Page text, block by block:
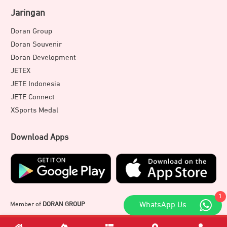
Jaringan
Doran Group
Doran Souvenir
Doran Development
JETEX
JETE Indonesia
JETE Connect
XSports Medal
Download Apps
Member of DORAN GROUP
1
WhatsApp Us